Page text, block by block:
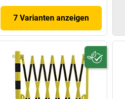
7 Varianten anzeigen